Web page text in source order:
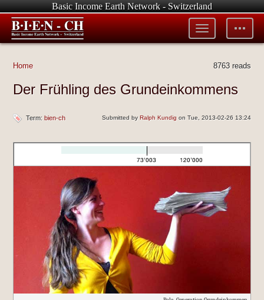
Basic Income Earth Network - Switzerland
Toggle
tools
Toggle
menu
8763 reads
Home
Der Frühling des Grundeinkommens
Submitted byRalph Kundig on Tue, 2013-02-26 13:24
Term: bien-ch